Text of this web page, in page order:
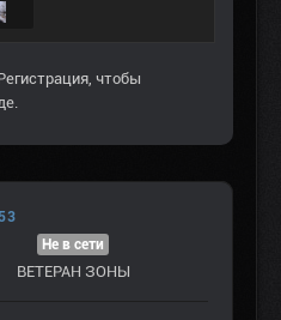
, чтобы
Не в сети
ВЕТЕРАН ЗOНЫ